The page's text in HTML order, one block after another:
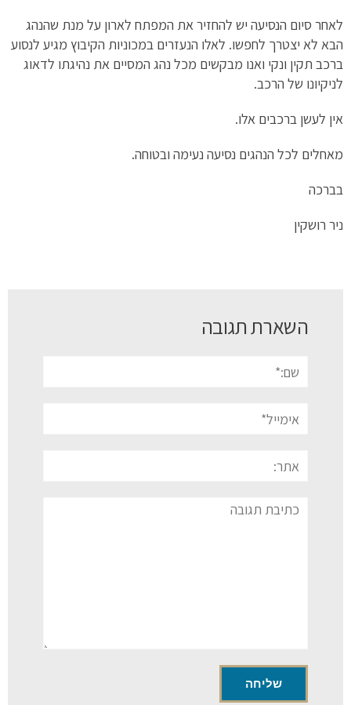
לאחר סיום הנסיעה יש להחזיר את המפתח לארון על מנת שהנהג
הבא לא יצטרך לחפשו. לאלו הנעזרים במכוניות הקיבוץ מגיע לנסוע
ברכב תקין ונקי ואנו מבקשים מכל נהג המסיים את נהיגתו לדאוג
לניקיונו של הרכב.
אין לעשן ברכבים אלו.
מאחלים לכל הנהגים נסיעה נעימה ובטוחה.
בברכה
ניר רושקין
השארת תגובה
תגובה